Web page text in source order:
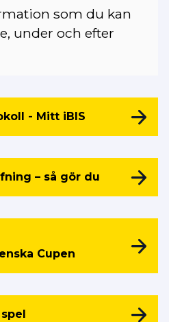
som du kan
under och efter
- Mitt iBIS
– så gör du
Cupen